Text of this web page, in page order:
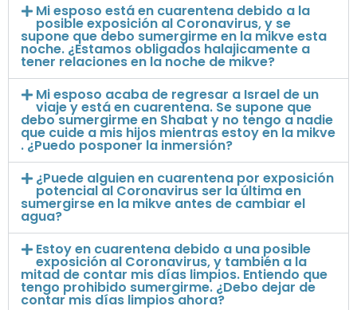
Mi esposo está en cuarentena debido a la
posible exposición al Coronavirus, y se
supone que debo sumergirme en la mikve esta
noche. ¿Estamos obligados halajicamente a
tener relaciones en la noche de mikve?
Mi esposo acaba de regresar a Israel de un
viaje y está en cuarentena. Se supone que
debo sumergirme en Shabat y no tengo a nadie
que cuide a mis hijos mientras estoy en la mikve
. ¿Puedo posponer la inmersión?
¿Puede alguien en cuarentena por exposición
potencial al Coronavirus ser la última en
sumergirse en la mikve antes de cambiar el
agua?
Estoy en cuarentena debido a una posible
exposición al Coronavirus, y también a la
mitad de contar mis días limpios. Entiendo que
tengo prohibido sumergirme. ¿Debo dejar de
contar mis días limpios ahora?